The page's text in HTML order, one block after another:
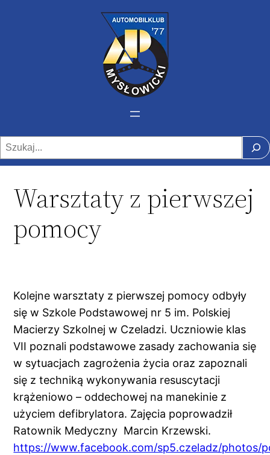
Szukaj
Warsztaty z pierwszej
pomocy
Kolejne warsztaty z pierwszej pomocy odbyły
się w Szkole Podstawowej nr 5 im. Polskiej
Macierzy Szkolnej w Czeladzi. Uczniowie klas
VII poznali podstawowe zasady zachowania się
w sytuacjach zagrożenia życia oraz zapoznali
się z techniką wykonywania resuscytacji
krążeniowo – oddechowej na manekinie z
użyciem defibrylatora. Zajęcia poprowadził
Ratownik Medyczny Marcin Krzewski.
https://www.facebook.com/sp5.czeladz/photos/